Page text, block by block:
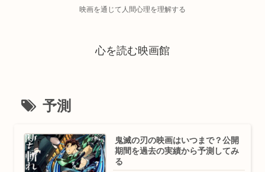
映画を通じて人間心理を理解する
心を読む映画館
予測
鬼滅の刃の映画はいつまで？公開
期間を過去の実績から予測してみ
る